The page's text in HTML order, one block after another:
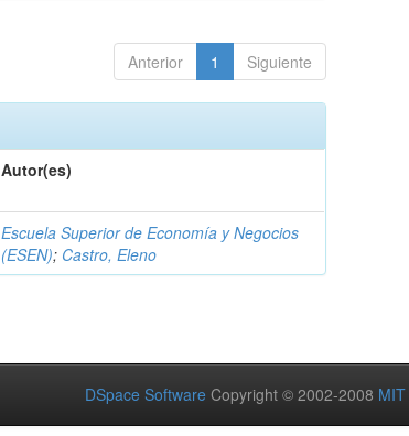
Anterior 1 Siguiente
Autor(es)
Escuela Superior de Economía y Negocios
(ESEN); Castro, Eleno
DSpace Software Copyright © 2002-2008 MIT